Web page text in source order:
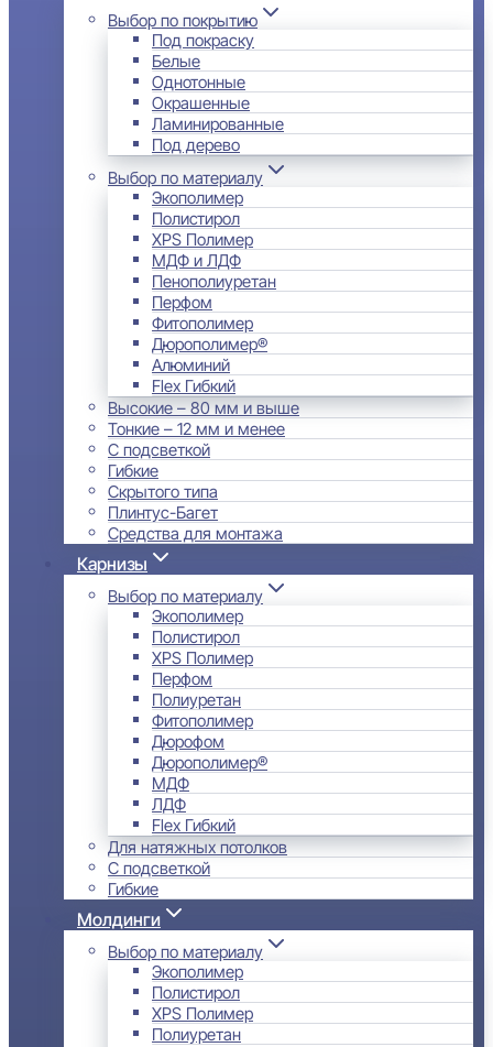
Выбор по покрытию
Под покраску
Белые
Однотонные
Окрашенные
Ламинированные
Под дерево
Выбор по материалу
Экополимер
Полистирол
XPS Полимер
МДФ и ЛДФ
Пенополиуретан
Перфом
Фитополимер
Дюрополимер®
Алюминий
Flex Гибкий
Высокие – 80 мм и выше
Тонкие – 12 мм и менее
С подсветкой
Гибкие
Скрытого типа
Плинтус-Багет
Средства для монтажа
Карнизы
Выбор по материалу
Экополимер
Полистирол
XPS Полимер
Перфом
Полиуретан
Фитополимер
Дюрофом
Дюрополимер®
МДФ
ЛДФ
Flex Гибкий
Для натяжных потолков
С подсветкой
Гибкие
Молдинги
Выбор по материалу
Экополимер
Полистирол
XPS Полимер
Полиуретан